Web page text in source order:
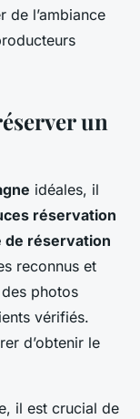
de l’ambiance
un
idéales, il
réservation
de réservation
reconnus et
photos
vérifiés.
d’obtenir le
il est crucial de